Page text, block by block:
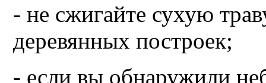
- не сжигайте сухую
деревянных построек;
- если вы обнаружили